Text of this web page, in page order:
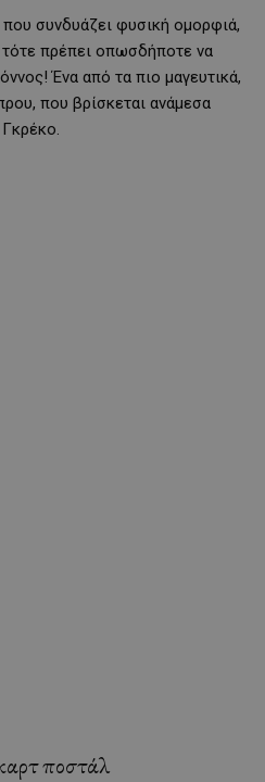
που συνδυάζει φυσική ομορφιά,
πρέπει οπωσδήποτε να
Ένα από τα πιο μαγευτικά,
που βρίσκεται ανάμεσα
ποστάλ